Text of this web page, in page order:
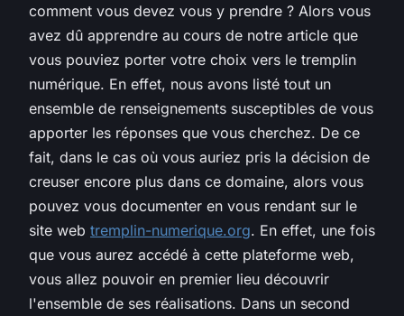
comment vous devez vous y prendre ? Alors vous
avez dû apprendre au cours de notre article que
vous pouviez porter votre choix vers le tremplin
numérique. En effet, nous avons listé tout un
ensemble de renseignements susceptibles de vous
apporter les réponses que vous cherchez. De ce
fait, dans le cas où vous auriez pris la décision de
creuser encore plus dans ce domaine, alors vous
pouvez vous documenter en vous rendant sur le
site web tremplin-numerique.org. En effet, une fois
que vous aurez accédé à cette plateforme web,
vous allez pouvoir en premier lieu découvrir
l'ensemble de ses réalisations. Dans un second